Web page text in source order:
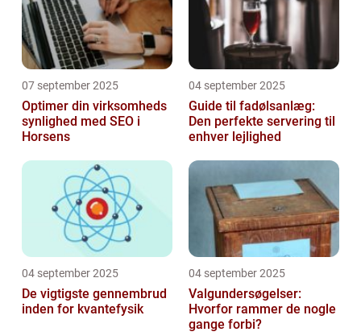
07 september 2025
Optimer din virksomheds
synlighed med SEO i
Horsens
04 september 2025
Guide til fadølsanlæg:
Den perfekte servering til
enhver lejlighed
04 september 2025
De vigtigste gennembrud
inden for kvantefysik
04 september 2025
Valgundersøgelser:
Hvorfor rammer de nogle
gange forbi?